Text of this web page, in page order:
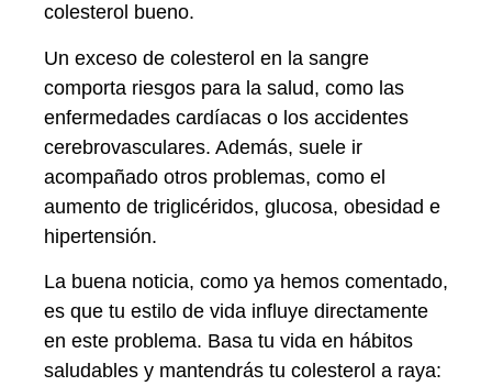
colesterol bueno.
Un exceso de colesterol en la sangre
comporta riesgos para la salud, como las
enfermedades cardíacas o los accidentes
cerebrovasculares. Además, suele ir
acompañado otros problemas, como el
aumento de triglicéridos, glucosa, obesidad e
hipertensión.
La buena noticia, como ya hemos comentado,
es que tu estilo de vida influye directamente
en este problema. Basa tu vida en hábitos
saludables y mantendrás tu colesterol a raya: